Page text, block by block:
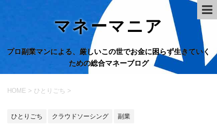
マネーマニア
プロ副業マンによる、厳しいこの世でお金に困らず生きていく
ための総合マネーブログ
HOME > ひとりごち >
ひとりごち クラウドソーシング 副業